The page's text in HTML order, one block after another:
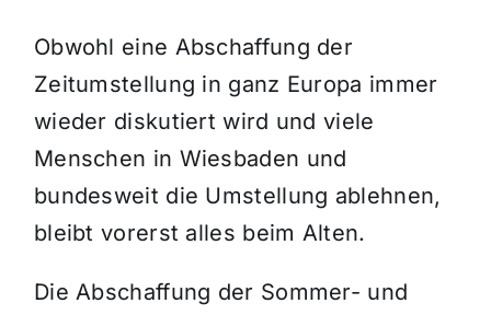
Obwohl eine Abschaffung der
Zeitumstellung in ganz Europa immer
wieder diskutiert wird und viele
Menschen in Wiesbaden und
bundesweit die Umstellung ablehnen,
bleibt vorerst alles beim Alten.
Die Abschaffung der Sommer- und